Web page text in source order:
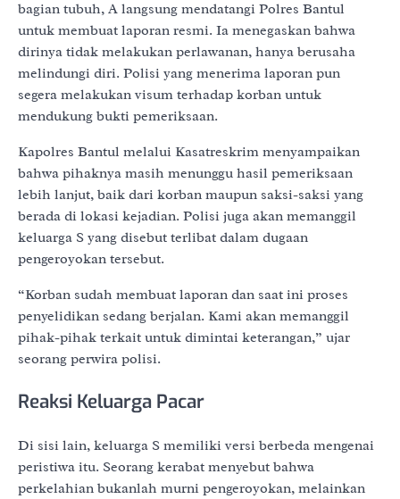
bagian tubuh, A langsung mendatangi Polres Bantul
untuk membuat laporan resmi. Ia menegaskan bahwa
dirinya tidak melakukan perlawanan, hanya berusaha
melindungi diri. Polisi yang menerima laporan pun
segera melakukan visum terhadap korban untuk
mendukung bukti pemeriksaan.
Kapolres Bantul melalui Kasatreskrim menyampaikan
bahwa pihaknya masih menunggu hasil pemeriksaan
lebih lanjut, baik dari korban maupun saksi-saksi yang
berada di lokasi kejadian. Polisi juga akan memanggil
keluarga S yang disebut terlibat dalam dugaan
pengeroyokan tersebut.
“Korban sudah membuat laporan dan saat ini proses
penyelidikan sedang berjalan. Kami akan memanggil
pihak-pihak terkait untuk dimintai keterangan,” ujar
seorang perwira polisi.
Reaksi Keluarga Pacar
Di sisi lain, keluarga S memiliki versi berbeda mengenai
peristiwa itu. Seorang kerabat menyebut bahwa
perkelahian bukanlah murni pengeroyokan, melainkan